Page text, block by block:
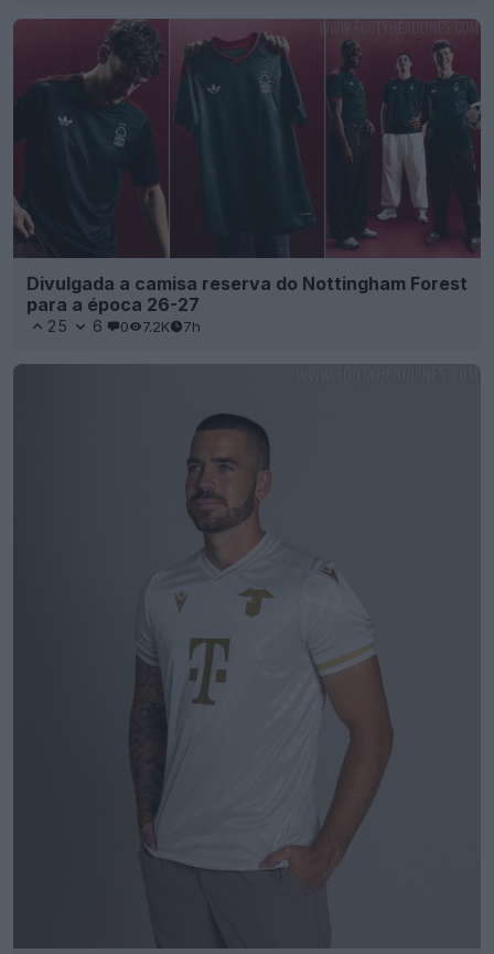
Divulgada a camisa reserva do Nottingham Forest
para a época 26-27
25 6 0 7.2K 7h